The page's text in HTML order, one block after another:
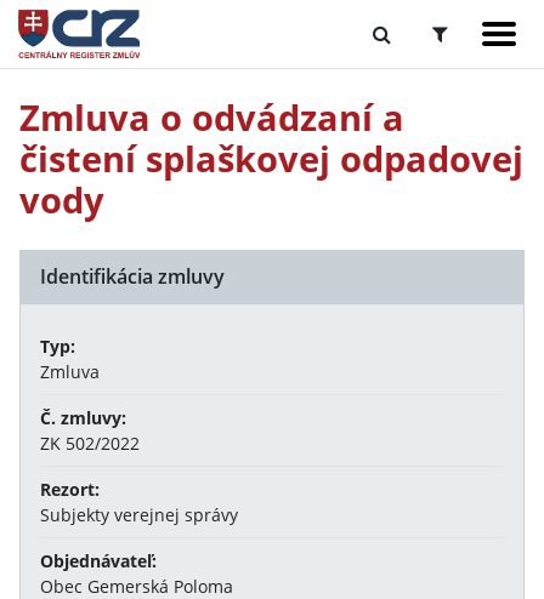
Zmluva o odvádzaní a
čistení splaškovej odpadovej
vody
Identifikácia zmluvy
Typ:
Zmluva
Č. zmluvy:
ZK 502/2022
Rezort:
Subjekty verejnej správy
Objednávateľ:
Obec Gemerská Poloma